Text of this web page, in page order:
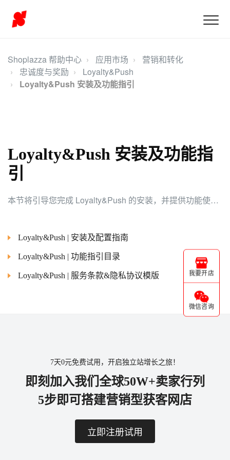
Shoplazza 帮助中心 应用市场
营销和转化
忠诚度与奖励
Loyalty&Push
Loyalty&Push 安装及功能指引
Loyalty&Push 安装及功能指
引
本节将引导您完成 Loyalty&Push 的安装，并提供功能使用指引。
Loyalty&Push | 安装及配置指南
Loyalty&Push | 功能指引目录
Loyalty&Push | 服务条款&隐私协议模版 我要开店
微信咨询
7天0元免费试用，开启独立站增长之旅！
即刻加入我们全球50W+卖家行列
5步即可搭建营销型获客网店
立即注册试用